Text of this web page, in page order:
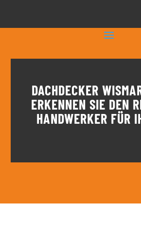
DACHDECKER
ERKENNEN SIE DEN
HANDWERKER FÜR